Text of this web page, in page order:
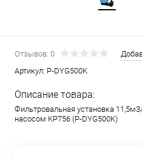
Отзывов: 0
Артикул: P-DYG500K
Описание товара:
Фильтровальная установка
насосом KP756 (P-DYG500K)